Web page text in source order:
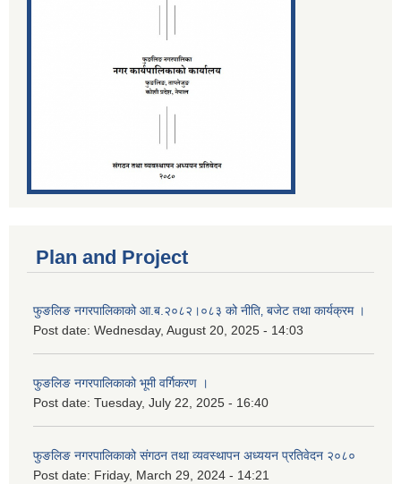
Plan and Project
फुङलिङ नगरपालिकाको आ.ब.२०८२।०८३ को नीति‚ बजेट तथा कार्यक्रम ।
Post date: Wednesday, August 20, 2025 - 14:03
फुङलिङ नगरपालिकाको भूमी वर्गिकरण ।
Post date: Tuesday, July 22, 2025 - 16:40
फुङलिङ नगरपालिकाको संगठन तथा व्यवस्थापन अध्ययन प्रतिवेदन २०८०
Post date: Friday, March 29, 2024 - 14:21